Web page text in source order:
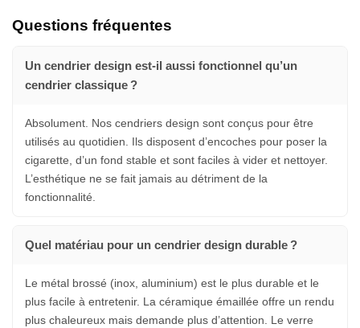
Questions fréquentes
Un cendrier design est-il aussi fonctionnel qu’un
cendrier classique ?
Absolument. Nos cendriers design sont conçus pour être
utilisés au quotidien. Ils disposent d’encoches pour poser la
cigarette, d’un fond stable et sont faciles à vider et nettoyer.
L’esthétique ne se fait jamais au détriment de la
fonctionnalité.
Quel matériau pour un cendrier design durable ?
Le métal brossé (inox, aluminium) est le plus durable et le
plus facile à entretenir. La céramique émaillée offre un rendu
plus chaleureux mais demande plus d’attention. Le verre